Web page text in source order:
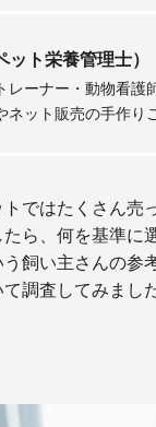
ット栄養管理士）
レーナー・動物看
ネット販売の手作り
ではたくさん売
ら、何を基準
う飼い主さんの
調査してみまし